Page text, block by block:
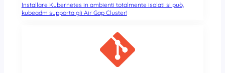
Installare Kubernetes in ambienti totalmente isolati si può,
kubeadm supporta gli Air Gap Cluster!